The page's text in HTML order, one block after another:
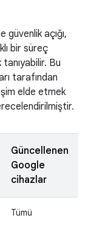
güvenlik açığı,
bir süreç
Bu
tarafından
elde etmek
Güncellenen
Google
cihazlar
Tümü